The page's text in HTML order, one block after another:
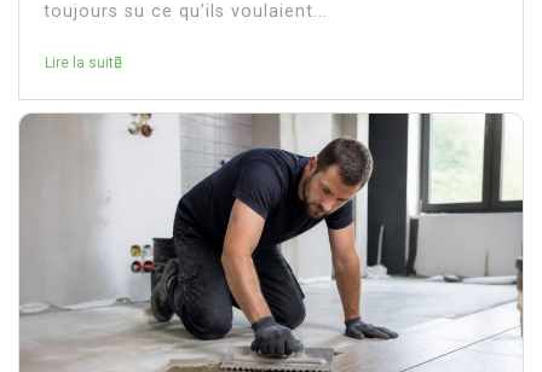
toujours su ce qu’ils voulaient...
Lire la suite